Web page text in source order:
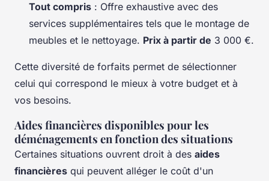
Tout compris : Offre exhaustive avec des
services supplémentaires tels que le montage de
meubles et le nettoyage. Prix à partir de 3 000 €.
Cette diversité de forfaits permet de sélectionner
celui qui correspond le mieux à votre budget et à
vos besoins.
Aides financières disponibles pour les
déménagements en fonction des situations
Certaines situations ouvrent droit à des aides
financières qui peuvent alléger le coût d'un